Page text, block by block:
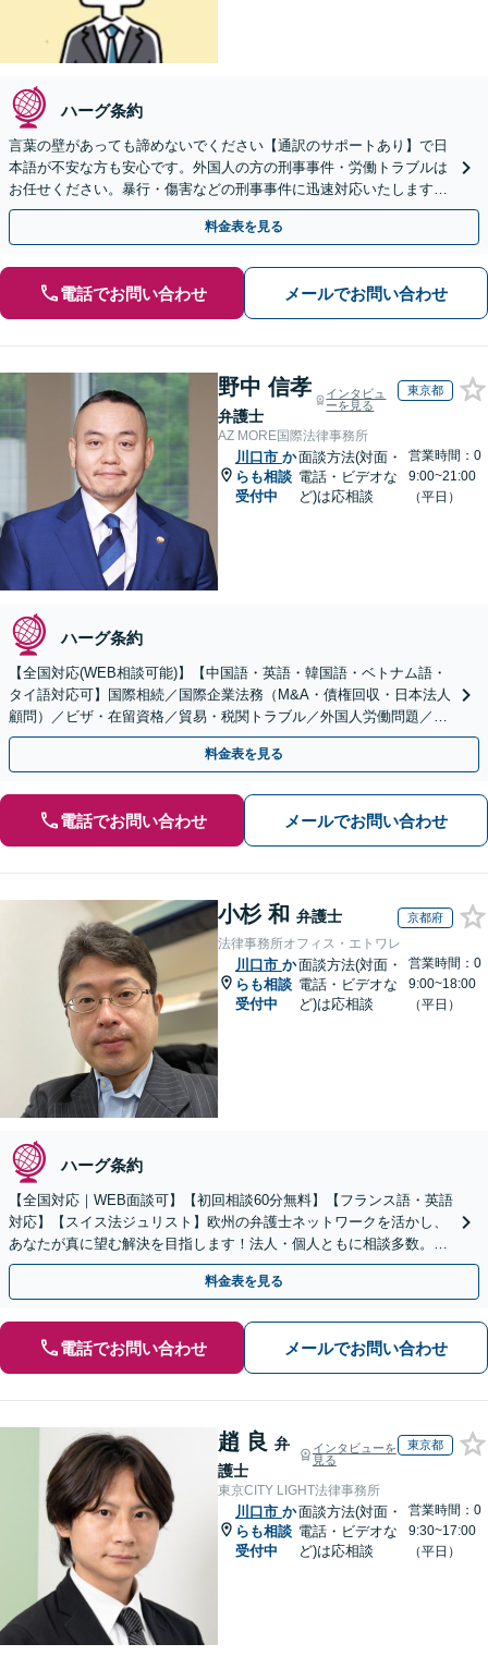
ハーグ条約
言葉の壁があっても諦めないでください【通訳のサポートあり】で日
本語が不安な方も安心です。外国人の方の刑事事件・労働トラブルは
お任せください。暴行・傷害などの刑事事件に迅速対応いたします。
【事前予約で休日・夜間面談可】
料金表を見る
電話でお問い合わせ メールでお問い合わせ
野中 信孝
弁護士
インタビュ
ーを見る
東京都
AZ MORE国際法律事務所
川口市 か
らも相談
受付中
面談方法(対面・
電話・ビデオな
ど)は応相談
営業時間：0
9:00~21:00
（平日）
ハーグ条約
【全国対応(WEB相談可能)】【中国語・英語・韓国語・ベトナム語・
タイ語対応可】国際相続／国際企業法務（M&A・債権回収・日本法人
顧問）／ビザ・在留資格／貿易・税関トラブル／外国人労働問題／外
国人刑事事件など、幅広いご相談に対応可能
料金表を見る
電話でお問い合わせ メールでお問い合わせ
小杉 和 弁護士 京都府
法律事務所オフィス・エトワレ
川口市 か
らも相談
受付中
面談方法(対面・
電話・ビデオな
ど)は応相談
営業時間：0
9:00~18:00
（平日）
ハーグ条約
【全国対応｜WEB面談可】【初回相談60分無料】【フランス語・英語
対応】【スイス法ジュリスト】欧州の弁護士ネットワークを活かし、
あなたが真に望む解決を目指します！法人・個人ともに相談多数。細
やかな連絡と粘り強い交渉を徹底【休日・夜間相談可】
料金表を見る
電話でお問い合わせ メールでお問い合わせ
趙 良 弁
護士
インタビューを
見る
東京都
東京CITY LIGHT法律事務所
川口市 か
らも相談
受付中
面談方法(対面・
電話・ビデオな
ど)は応相談
営業時間：0
9:30~17:00
（平日）